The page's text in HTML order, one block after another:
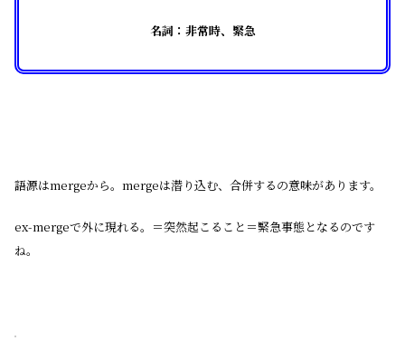
名詞：非常時、緊急
語源はmergeから。mergeは潜り込む、合併するの意味があります。
ex-mergeで外に現れる。＝突然起こること＝緊急事態となるのです
ね。